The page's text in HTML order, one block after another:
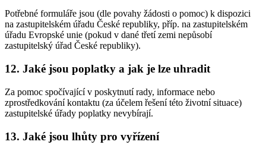
Potřebné formuláře jsou (dle povahy žádosti o pomoc) k dispozici
na zastupitelském úřadu České republiky, příp. na zastupitelském
úřadu Evropské unie (pokud v dané třetí zemi nepůsobí
zastupitelský úřad České republiky).
12. Jaké jsou poplatky a jak je lze uhradit
Za pomoc spočívající v poskytnutí rady, informace nebo
zprostředkování kontaktu (za účelem řešení této životní situace)
zastupitelské úřady poplatky nevybírají.
13. Jaké jsou lhůty pro vyřízení